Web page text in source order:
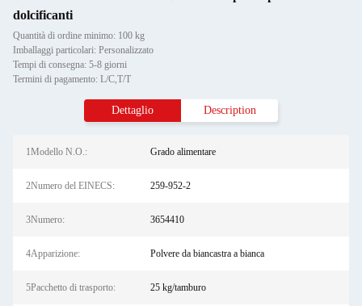
dolcificanti
Quantità di ordine minimo: 100 kg
Imballaggi particolari: Personalizzato
Tempi di consegna: 5-8 giorni
Termini di pagamento: L/C,T/T
Dettaglio Description
1Modello N.O.: Grado alimentare
2Numero del EINECS: 259-952-2
3Numero: 3654410
4Apparizione: Polvere da biancastra a bianca
5Pacchetto di trasporto: 25 kg/tamburo